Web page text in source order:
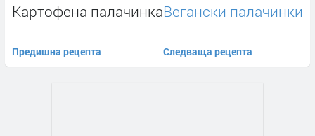
Картофена палачинка
Предишна рецепта
Вегански палачинки
Следваща рецепта